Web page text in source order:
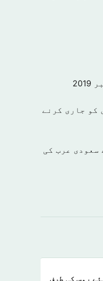
کو جاری کرنے
کے لئے سعودی عرب کی
روس کی طرف